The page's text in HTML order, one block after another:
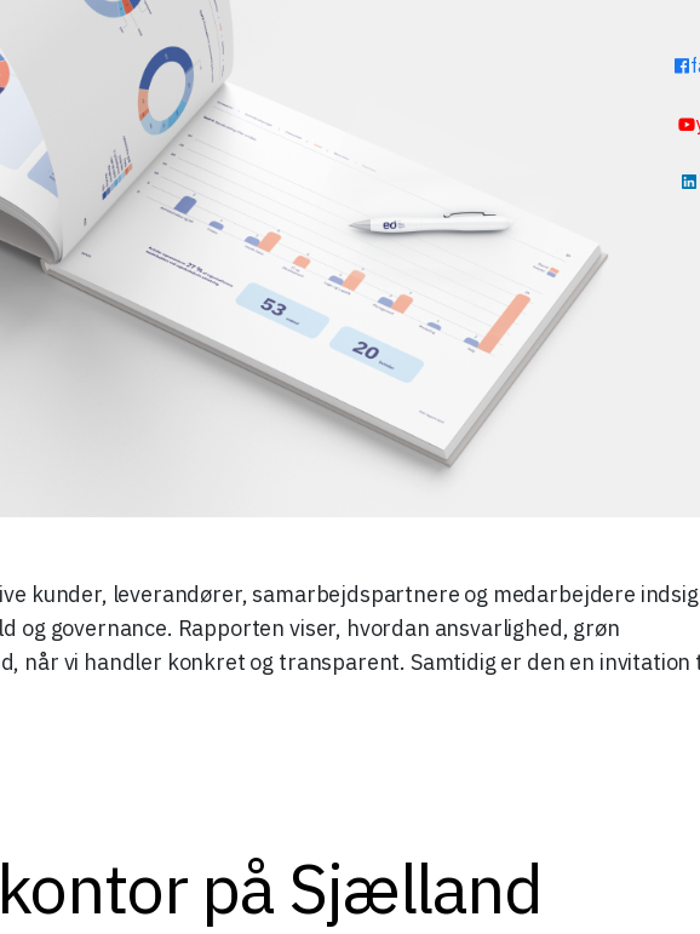
kunder, leverandører, samarbejdspartnere og medarbejdere
og governance. Rapporten viser, hvordan ansvarlighed, grøn
når vi handler konkret og transparent. Samtidig er den en invitation
på Sjælland